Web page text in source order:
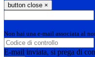
button close ×
Non hai una e-mail associata al
E-mail inviata, si prega di